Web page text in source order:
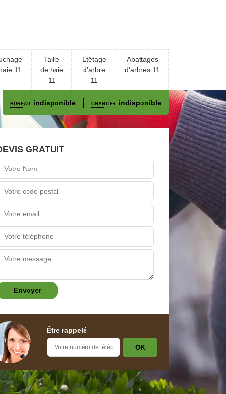
11
Taille
de haie
11
Étêtage
d'arbre
11
Abattages
d'arbres 11
BUREAU indisponible CHANTIER indisponible
GRATUIT
Être rappelé